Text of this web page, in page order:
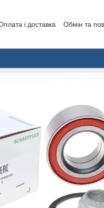
і доставка Обмін та